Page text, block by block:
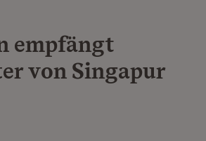
empfängt
von Singapur